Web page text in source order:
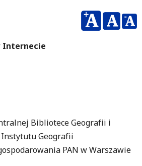
Internecie
Bibliotece Geografii i
Geografii
PAN w Warszawie